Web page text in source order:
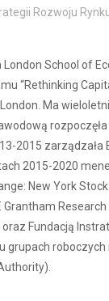
Rozwoju
School of
“Rethinking
Ma
rozpoczęła
2015 zarządzała
2015-2020
New York
Grantham
Fundacją
grupach